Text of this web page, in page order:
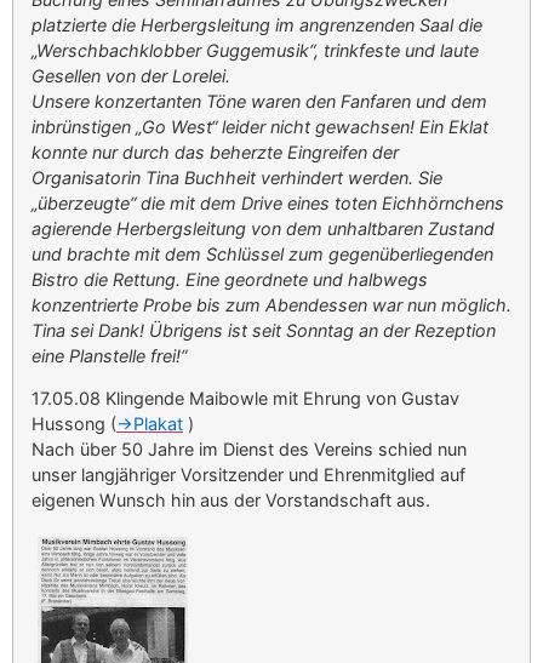
platzierte die Herbergsleitung im angrenzenden Saal die
„Werschbachklobber Guggemusik“, trinkfeste und laute
Gesellen von der Lorelei.
Unsere konzertanten Töne waren den Fanfaren und dem
inbrünstigen „Go West“ leider nicht gewachsen! Ein Eklat
konnte nur durch das beherzte Eingreifen der
Organisatorin Tina Buchheit verhindert werden. Sie
„überzeugte“ die mit dem Drive eines toten Eichhörnchens
agierende Herbergsleitung von dem unhaltbaren Zustand
und brachte mit dem Schlüssel zum gegenüberliegenden
Bistro die Rettung. Eine geordnete und halbwegs
konzentrierte Probe bis zum Abendessen war nun möglich.
Tina sei Dank! Übrigens ist seit Sonntag an der Rezeption
eine Planstelle frei!“
17.05.08 Klingende Maibowle mit Ehrung von Gustav
Hussong (->Plakat )
Nach über 50 Jahre im Dienst des Vereins schied nun
unser langjähriger Vorsitzender und Ehrenmitglied auf
eigenen Wunsch hin aus der Vorstandschaft aus.